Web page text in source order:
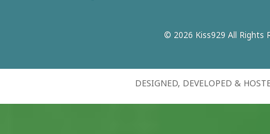
© 2026 Kiss929 All Rights
DESIGNED, DEVELOPED &